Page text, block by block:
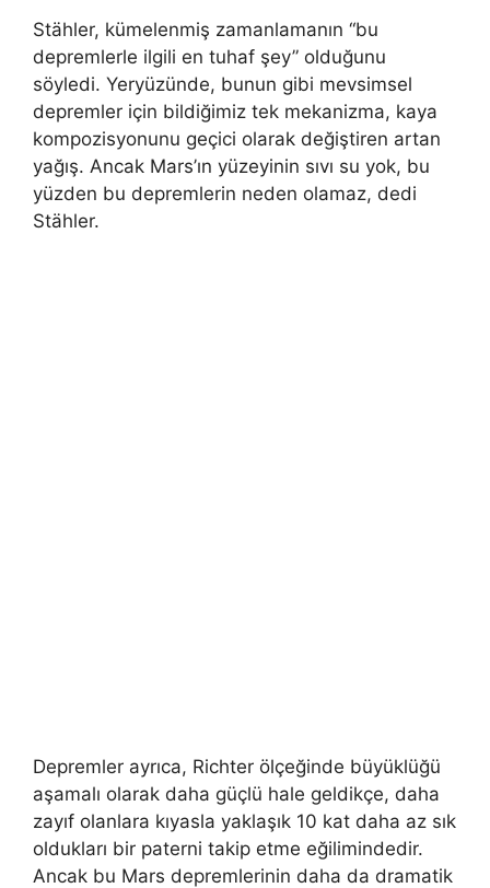
Stähler, kümelenmiş zamanlamanın “bu
depremlerle ilgili en tuhaf şey” olduğunu
söyledi. Yeryüzünde, bunun gibi mevsimsel
depremler için bildiğimiz tek mekanizma, kaya
kompozisyonunu geçici olarak değiştiren artan
yağış. Ancak Mars’ın yüzeyinin sıvı su yok, bu
yüzden bu depremlerin neden olamaz, dedi
Stähler.
Depremler ayrıca, Richter ölçeğinde büyüklüğü
aşamalı olarak daha güçlü hale geldikçe, daha
zayıf olanlara kıyasla yaklaşık 10 kat daha az sık
oldukları bir paterni takip etme eğilimindedir.
Ancak bu Mars depremlerinin daha da dramatik